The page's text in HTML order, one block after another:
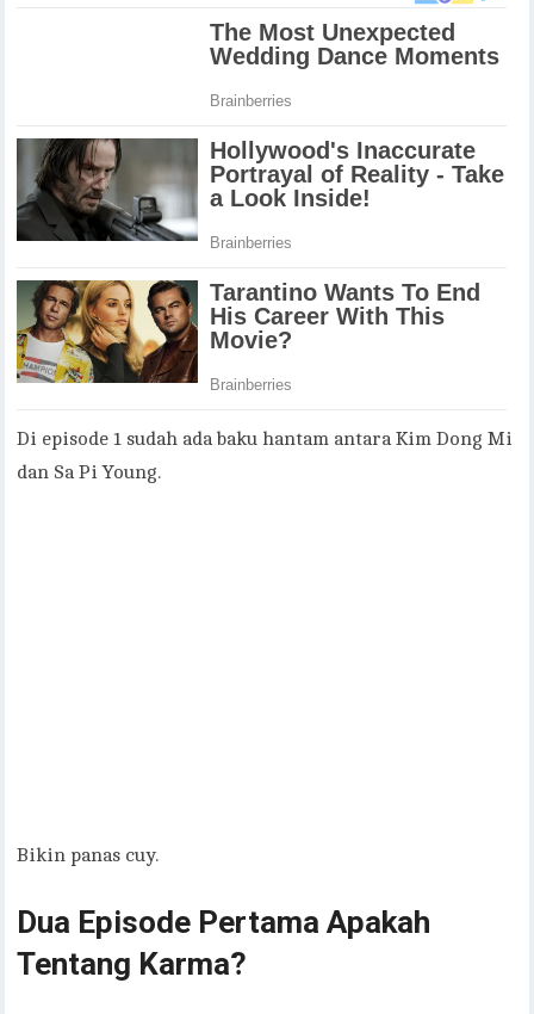
Di episode 1 sudah ada baku hantam antara Kim Dong Mi
dan Sa Pi Young.
Bikin panas cuy.
Dua Episode Pertama Apakah
Tentang Karma?